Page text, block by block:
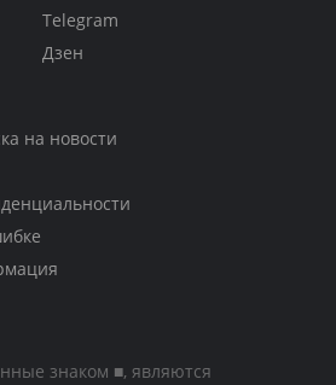
Telegram
Дзен
на новости
знаком ■, являются